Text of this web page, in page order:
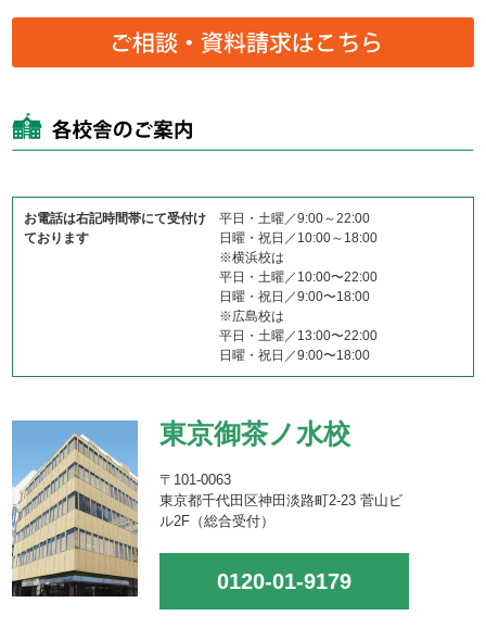
お電話は右記時間帯にて受付け
ております
平日・土曜／9:00～22:00
日曜・祝日／10:00～18:00
※横浜校は
平日・土曜／10:00〜22:00
日曜・祝日／9:00〜18:00
※広島校は
平日・土曜／13:00〜22:00
日曜・祝日／9:00〜18:00
東京御茶ノ水校
〒101-0063
東京都千代田区神田淡路町2-23 菅山ビ
ル2F（総合受付）
0120-01-9179